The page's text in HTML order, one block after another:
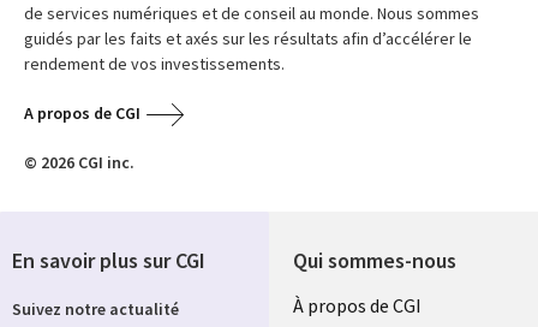
de services numériques et de conseil au monde. Nous sommes
guidés par les faits et axés sur les résultats afin d’accélérer le
rendement de vos investissements.
A propos de CGI
© 2026 CGI inc.
Qui sommes-nous
Useful
À propos de CGI
En savoir plus sur CGI
Suivez notre actualité